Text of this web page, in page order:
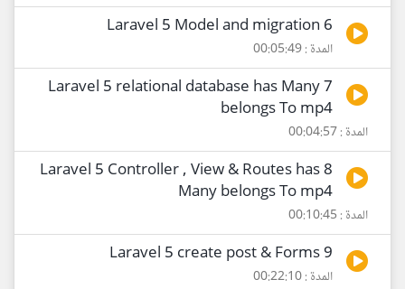
6 Laravel 5 Model and migration
المدة : 00:05:49
7 Laravel 5 relational database has Many
belongs To mp4
المدة : 00:04:57
8 Laravel 5 Controller , View & Routes has
Many belongs To mp4
المدة : 00:10:45
9 Laravel 5 create post & Forms
المدة : 00:22:10